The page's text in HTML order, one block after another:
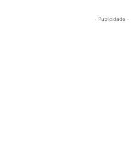
- Publicidade -